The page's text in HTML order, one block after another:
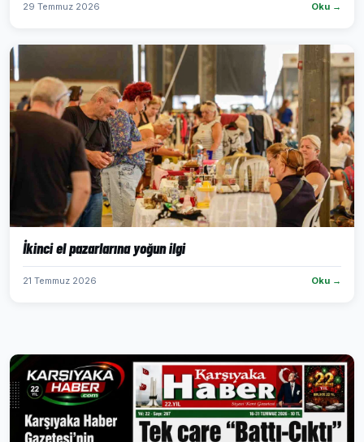
29 Temmuz 2026 Oku →
İkinci el pazarlarına yoğun ilgi
21 Temmuz 2026 Oku →